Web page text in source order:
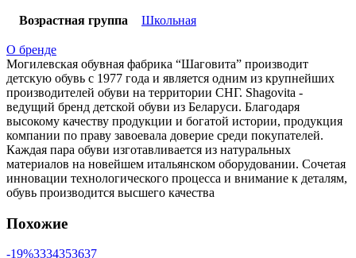
Возрастная группа Школьная
О бренде
Могилевская обувная фабрика “Шаговита” производит
детскую обувь с 1977 года и является одним из крупнейших
производителей обуви на территории СНГ. Shagovita -
ведущий бренд детской обуви из Беларуси. Благодаря
высокому качеству продукции и богатой истории, продукция
компании по праву завоевала доверие среди покупателей.
Каждая пара обуви изготавливается из натуральных
материалов на новейшем итальянском оборудовании. Сочетая
инновации технологического процесса и внимание к деталям,
обувь производится высшего качества
Похожие
-19%3334353637